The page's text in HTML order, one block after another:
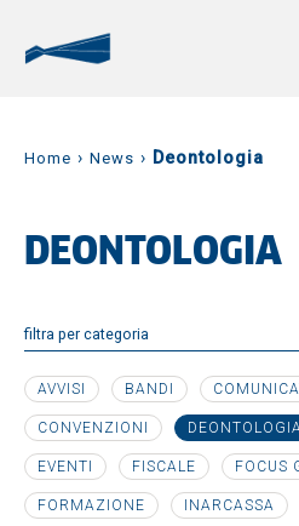
Home › News › Deontologia
DEONTOLOGIA
filtra per categoria
AVVISI BANDI
CONVENZIONI
EVENTI FISCALE FOCUS
FORMAZIONE INARCASSA